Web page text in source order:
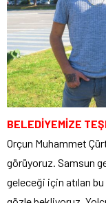
BELEDİYEMİZE
Orçun Muhammet
görüyoruz. Samsun
geleceği için atılan bu